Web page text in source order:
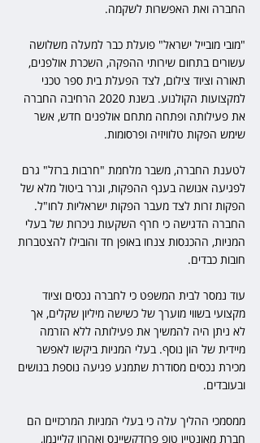
החברה ואת האפשרות לשקמה.
"מובי מובייל ישראל" פועלת כבר למעלה משלושה
עשורים בתחום שירותי ההפקה, השכרת אולפנים,
תאורה וציוד צילום, לצד הפעלת בית ספר טכני
למקצועות הקולנוע. בשנת 2020 הרחיבה החברה
את פעילותה ופתחה מתחם אולפנים חדש, אשר
שימש הפקות טלוויזיה ופרסומות.
לטענת החברה, משבר מלחמת "חרבות ברזל" גרם
לפגיעה אנושה בענף ההפקות, וגרר ביטול מלא של
הפקות זרות לצד מעבר הפקות ישראליות לחו"ל.
החברה הדגישה כי חרף השקעות ניכרות של בעלי
המניות, ההכנסות צנחו באופן חד והובילו להצטברות
חובות כבדים.
עוד נמסר לבית המשפט כי לחברה נכסים וציוד
מקצועי בשווי מוערך של כשישה מיליון שקלים, אך
לא ניתן היה להמשיך את פעילותה ללא הזרמה
מיידית של הון נוסף. בעלי המניות ביקשו לאפשר
מכירת נכסים מסודרת שתמנע פגיעה נוספת בנושים
ובעובדים.
ממסמכי ההליך עלה כי בעלי המניות המרכזיים הם
חברת מאונטיין טופ פרודקשיינס ואהרון קליינמן,